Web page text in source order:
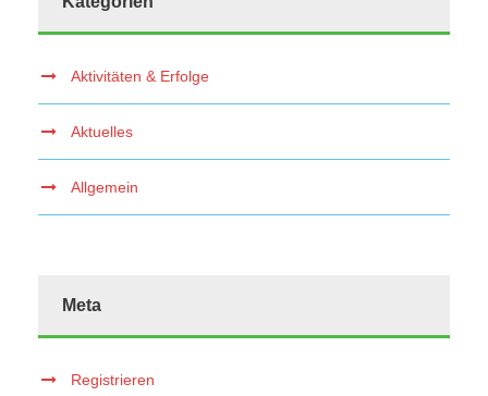
Aktivitäten & Erfolge
Aktuelles
Allgemein
Meta
Registrieren